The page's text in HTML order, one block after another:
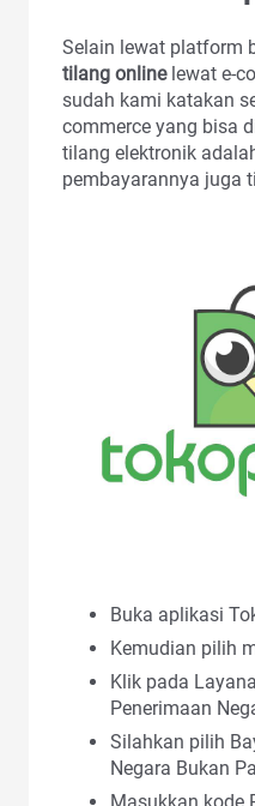
Selain lewat platform
tilang onlinelewat e-
sudah kami katakan
commerce yang bisa
tilang elektronik
pembayarannya juga
Buka aplikasi
Kemudian pilih
Klik pada
Penerimaan
Silahkan pilih
Negara Bukan